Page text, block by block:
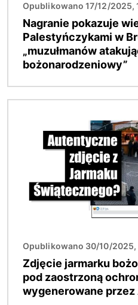
Opublikowano 17/12/2025,
Nagranie pokazuje
Palestyńczykami w
„muzułmanów
bożonarodzeniowy”
Opublikowano 30/10/2025,
Zdjęcie jarmarku
pod zaostrzoną
wygenerowane przez